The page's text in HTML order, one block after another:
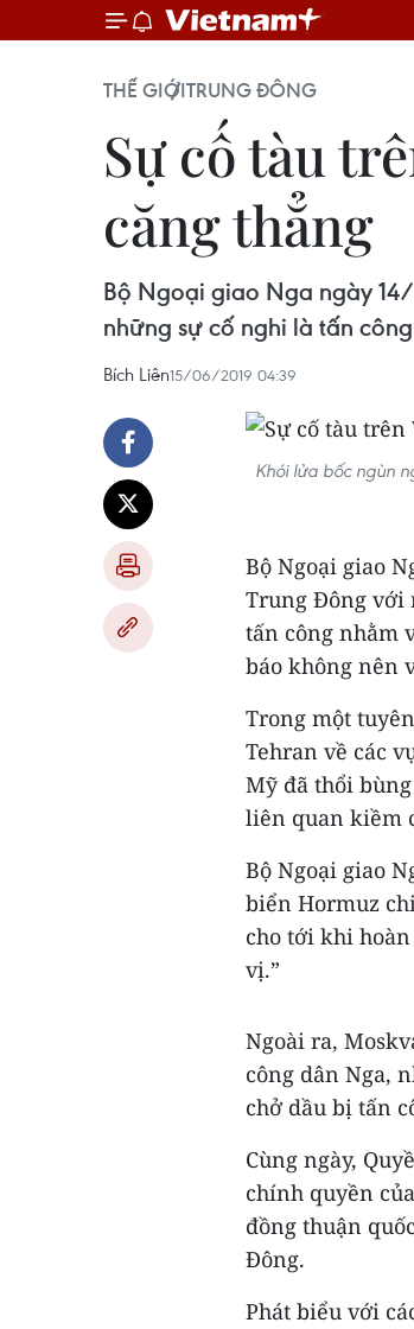
THẾ GIỚITRUNG ĐÔNG
Sự cố tàu
căng thẳng
Bộ Ngoại giao Nga ngày
những sự cố nghi là tấn
Bích Liên15/06/2019 04:39
Khói lửa bốc ngùn
Bộ Ngoại giao
Trung Đông với
tấn công nhằm
báo không nên
Trong một
Tehran về các
Mỹ đã thổi
liên quan kiềm
Bộ Ngoại giao
biển Hormuz
cho tới khi
vị.”
Ngoài ra,
công dân Nga,
chở dầu bị tấn
Cùng ngày,
chính quyền
đồng thuận
Đông.
Phát biểu với